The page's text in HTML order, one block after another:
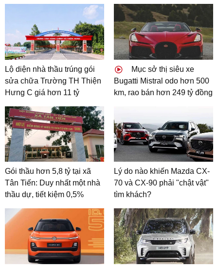
Lộ diện nhà thầu trúng gói
sửa chữa Trường TH Thiện
Hưng C giá hơn 11 tỷ
Mục sở thị siêu xe
Bugatti Mistral odo hơn 500
km, rao bán hơn 249 tỷ đồng
Gói thầu hơn 5,8 tỷ tại xã
Tân Tiến: Duy nhất một nhà
thầu dự, tiết kiệm 0,5%
Lý do nào khiến Mazda CX-
70 và CX-90 phải "chật vật"
tìm khách?